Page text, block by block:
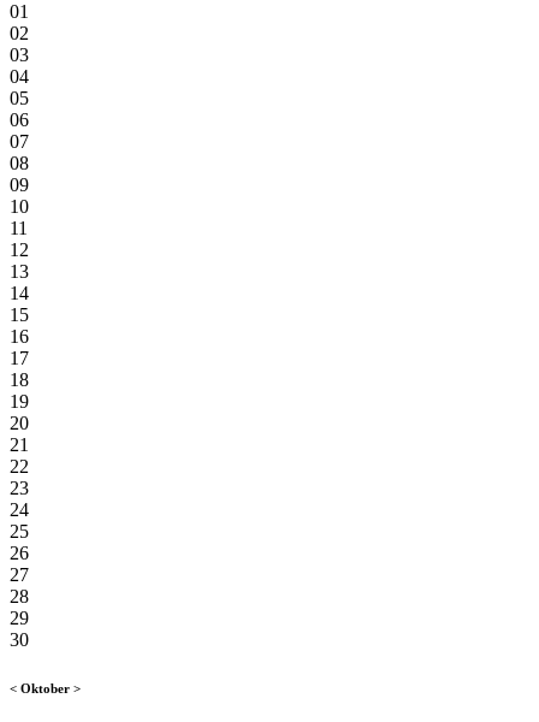
01
02
03
04
05
06
07
08
09
10
11
12
13
14
15
16
17
18
19
20
21
22
23
24
25
26
27
28
29
30
< Oktober >